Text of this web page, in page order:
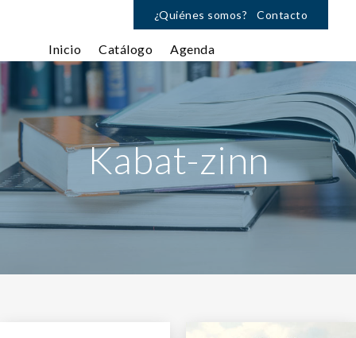
¿Quiénes somos? Contacto
Inicio Catálogo Agenda
Kabat-zinn